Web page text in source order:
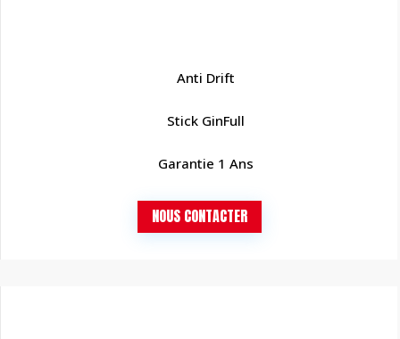
Anti Drift
Stick GinFull
Garantie 1 Ans
NOUS CONTACTER